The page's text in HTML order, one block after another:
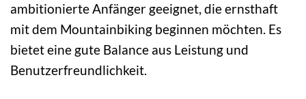
ambitionierte Anfänger geeignet, die ernsthaft
mit dem Mountainbiking beginnen möchten. Es
bietet eine gute Balance aus Leistung und
Benutzerfreundlichkeit.